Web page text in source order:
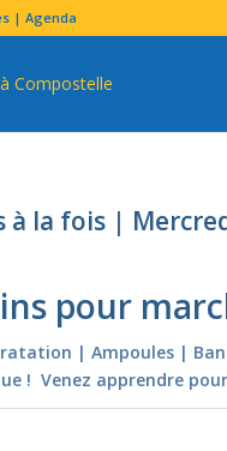
| Agenda
à la fois |
pour
| Ampoules |
! Venez apprendre